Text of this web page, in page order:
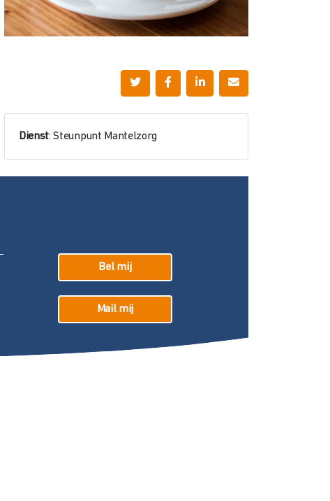
Dienst: Steunpunt Mantelzorg
Bel mij
Mail mij